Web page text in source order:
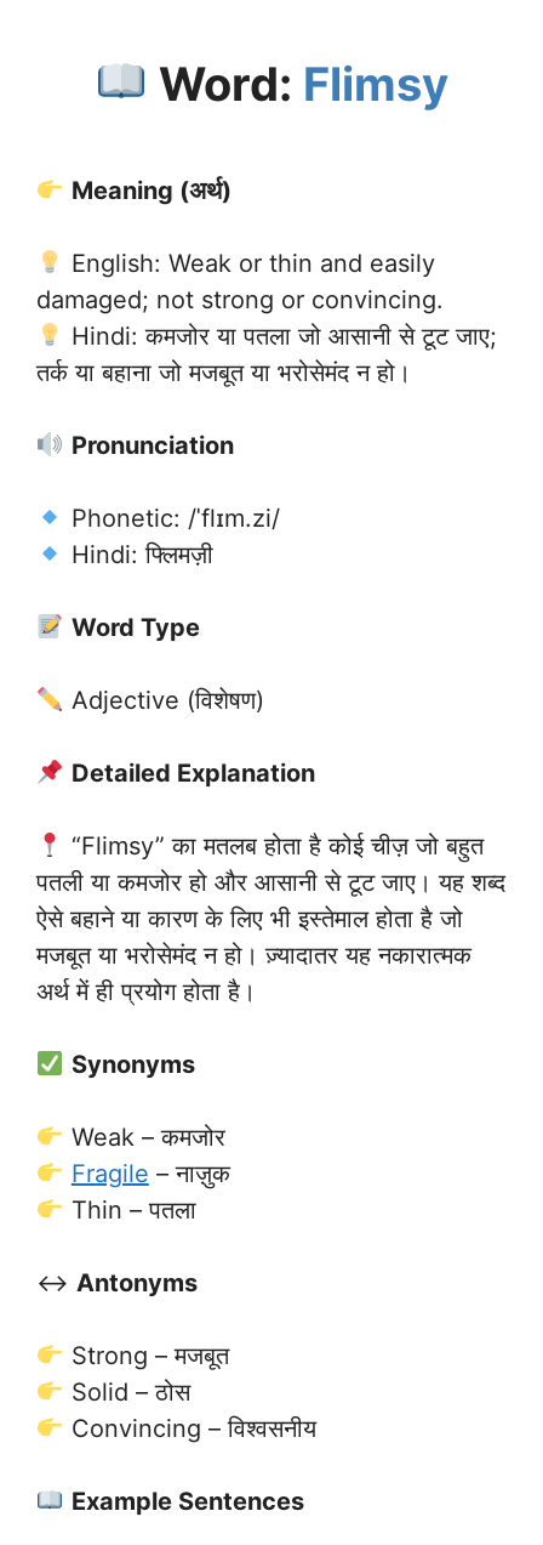
Word: Flimsy
Meaning (अर्थ)
English: Weak or thin and easily
damaged; not strong or convincing.
Hindi: कमजोर या पतला जो आसानी से टूट जाए;
तर्क या बहाना जो मजबूत या भरोसेमंद न हो।
Pronunciation
Phonetic: /ˈflɪm.zi/
Hindi: फ्लिमज़ी
Word Type
Adjective (विशेषण)
Detailed Explanation
“Flimsy” का मतलब होता है कोई चीज़ जो बहुत
पतली या कमजोर हो और आसानी से टूट जाए। यह शब्द
ऐसे बहाने या कारण के लिए भी इस्तेमाल होता है जो
मजबूत या भरोसेमंद न हो। ज़्यादातर यह नकारात्मक
अर्थ में ही प्रयोग होता है।
Synonyms
Weak – कमजोर
Fragile – नाज़ुक
Thin – पतला
↔️ Antonyms
Strong – मजबूत
Solid – ठोस
Convincing – विश्वसनीय
Example Sentences